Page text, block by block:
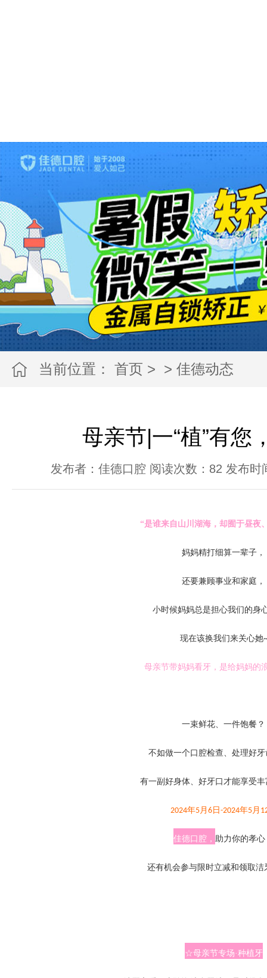
当前位置： 首页 > > 佳德动态
母亲节|一“植”有您
发布者：佳德口腔 阅读次数： 82 发布时
“是谁来自山川湖海，却囿于昼夜
妈妈精打细算一辈子，
还要兼顾事业和家庭，
小时候妈妈总是担心我们的身
现在该换我们来关心她~
母亲节带妈妈看牙，是给妈妈的
一束鲜花、一件饱餐？
不如做一个口腔检查、处理好
有一副好身体、好牙口才能享受
2024年5月 6日-2024年5月
佳德口腔， 助力你的孝心
还有机会参与限时立减和领取洁
☆母亲节专场·种植牙